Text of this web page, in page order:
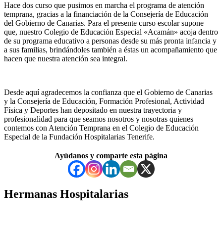
Hace dos curso que pusimos en marcha el programa de atención
temprana, gracias a la financiación de la Consejería de Educación
del Gobierno de Canarias. Para el presente curso escolar supone
que, nuestro Colegio de Educación Especial «Acamán» acoja dentro
de su programa educativo a personas desde su más pronta infancia y
a sus familias, brindándoles también a éstas un acompañamiento que
hacen que nuestra atención sea integral.
Desde aquí agradecemos la confianza que el Gobierno de Canarias
y la Consejería de Educación, Formación Profesional, Actividad
Física y Deportes han depositado en nuestra trayectoria y
profesionalidad para que seamos nosotros y nosotras quienes
contemos con Atención Temprana en el Colegio de Educación
Especial de la Fundación Hospitalarias Tenerife.
principal
Ayúdanos y comparte esta página
Hermanas Hospitalarias